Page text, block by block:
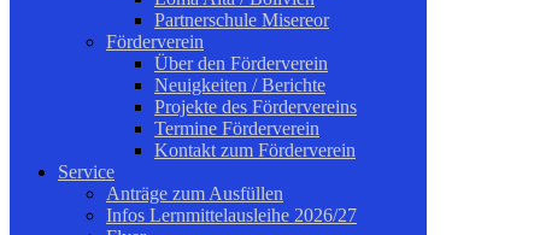
Partnerschule Misereor
Förderverein
Über den Förderverein
Neuigkeiten / Berichte
Projekte des Fördervereins
Termine Förderverein
Kontakt zum Förderverein
Service
Anträge zum Ausfüllen
Infos Lernmittelausleihe 2026/27